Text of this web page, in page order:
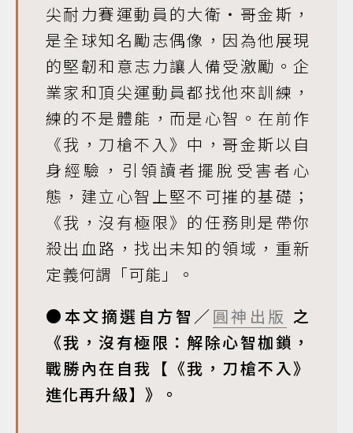
尖耐力賽運動員的大衛‧哥金斯，
是全球知名勵志偶像，因為他展現
的堅韌和意志力讓人備受激勵。企
業家和頂尖運動員都找他來訓練，
練的不是體能，而是心智。在前作
《我，刀槍不入》 中，哥金斯以自
身經驗，引領讀者擺脫受害者心
態，建立心智上堅不可摧的基礎；
《我，沒有極限》的任務則是帶你
殺出血路，找出未知的領域，重新
定義何謂「可能」。
●本文摘選自方智／圓神出版 之
《我，沒有極限：解除心智枷鎖，
戰勝內在自我【《我，刀槍不入》
進化再升級】》。